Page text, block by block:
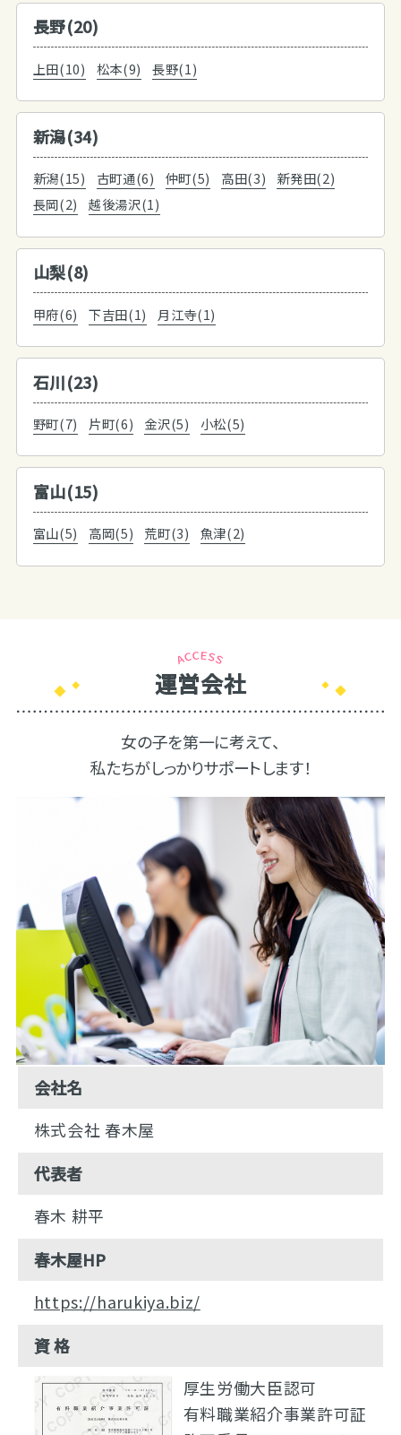
長野(20)
上田(10) 松本(9) 長野(1)
新潟(34)
新潟(15) 古町通(6) 仲町(5) 高田(3)
新発田(2)
長岡(2)
越後湯沢(1)
山梨(8)
甲府(6) 下吉田(1) 月江寺(1)
石川(23)
野町(7) 片町(6) 金沢(5) 小松(5)
富山(15)
富山(5) 高岡(5) 荒町(3) 魚津(2)
運営会社
女の子を第一に考えて、
私たちがしっかりサポートします！
会社名
株式会社 春木屋
代表者
春木 耕平
春木屋HP
https://harukiya.biz/
資 格
厚生労働大臣認可
有料職業紹介事業許可証